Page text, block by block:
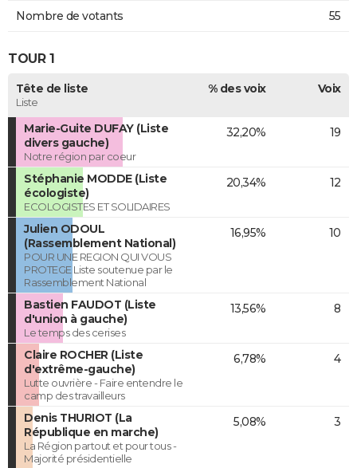
Nombre de votants 55
TOUR 1
Tête de liste
Liste
% des voix Voix
Marie-Guite DUFAY (Liste
divers gauche)
Notre région par coeur
32,20% 19
Stéphanie MODDE (Liste
écologiste)
ECOLOGISTES ET SOLIDAIRES
20,34% 12
Julien ODOUL
(Rassemblement National)
POUR UNE REGION QUI VOUS
PROTEGE Liste soutenue par le
Rassemblement National
16,95% 10
Bastien FAUDOT (Liste
d'union à gauche)
Le temps des cerises
13,56% 8
Claire ROCHER (Liste
d'extrême-gauche)
Lutte ouvrière - Faire entendre le
camp des travailleurs
6,78% 4
Denis THURIOT (La
République en marche)
La Région partout et pour tous -
Majorité présidentielle
5,08% 3